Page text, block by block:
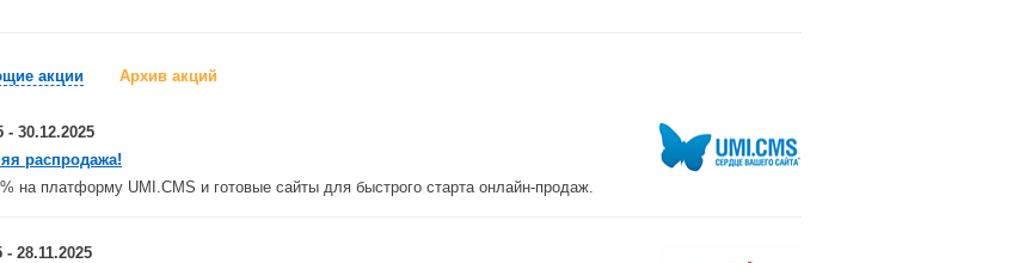
акции Архив акций
- 30.12.2025
распродажа!
на платформу UMI.CMS и готовые сайты для быстрого старта онлайн-продаж.
- 28.11.2025